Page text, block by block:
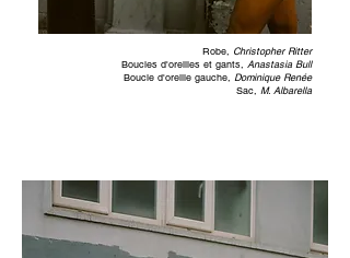
Robe, Christopher Ritter
Boucles d'oreilles et gants, Anastasia Bull
Boucle d'oreille gauche, Dominique Renée
Sac, M. Albarella